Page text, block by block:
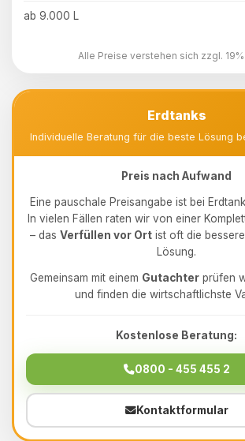
ab 9.000 L
Alle Preise verstehen sich zzgl.
Erdtanks
Individuelle Beratung für die beste Lösung
Preis nach Aufwand
Eine pauschale Preisangabe ist bei
In vielen Fällen raten wir von einer
– das Verfüllen vor Ort ist oft die
Lösung.
Gemeinsam mit einem Gutachter prüfen
und finden die wirtschaftlichste
Kostenlose Beratung:
0800 - 455 455 2
Kontaktformular